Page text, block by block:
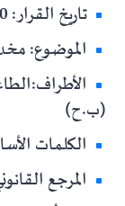
تاريخ القرار: 2020/01/30
الموضوع:
(ب.ح)
الكلمات
المرجع القانوني: المواد 2, 3